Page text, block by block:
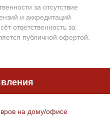
за отсутствие
и аккредитаций
ответственность за
публичной офертой.
на до­му/офи­се